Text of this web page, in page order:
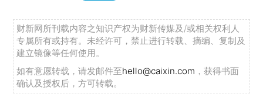
财新网所刊载内容之知识产权为财新传媒及/或相关权利人
专属所有或持有。未经许可，禁止进行转载、摘编、复制及
建立镜像等任何使用。
如有意愿转载，请发邮件至hello@caixin.com ，获得书面
确认及授权后，方可转载。